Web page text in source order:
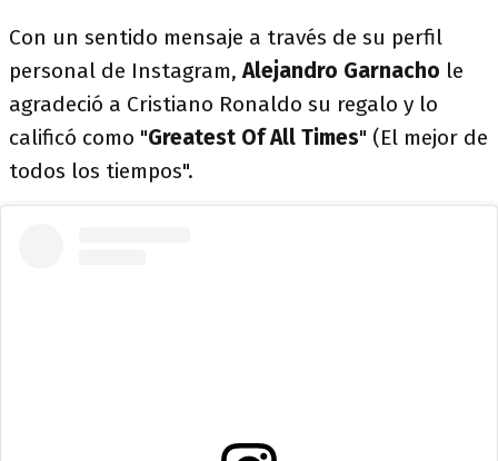
Con un sentido mensaje a través de su perfil
personal de Instagram,Alejandro Garnacho le
agradeció a Cristiano Ronaldo su regalo y lo
calificó como "Greatest Of All Times" (El mejor de
todos los tiempos".